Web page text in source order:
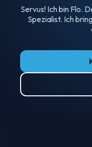
Servus! Ich bin Flo.
Spezialist. Ich